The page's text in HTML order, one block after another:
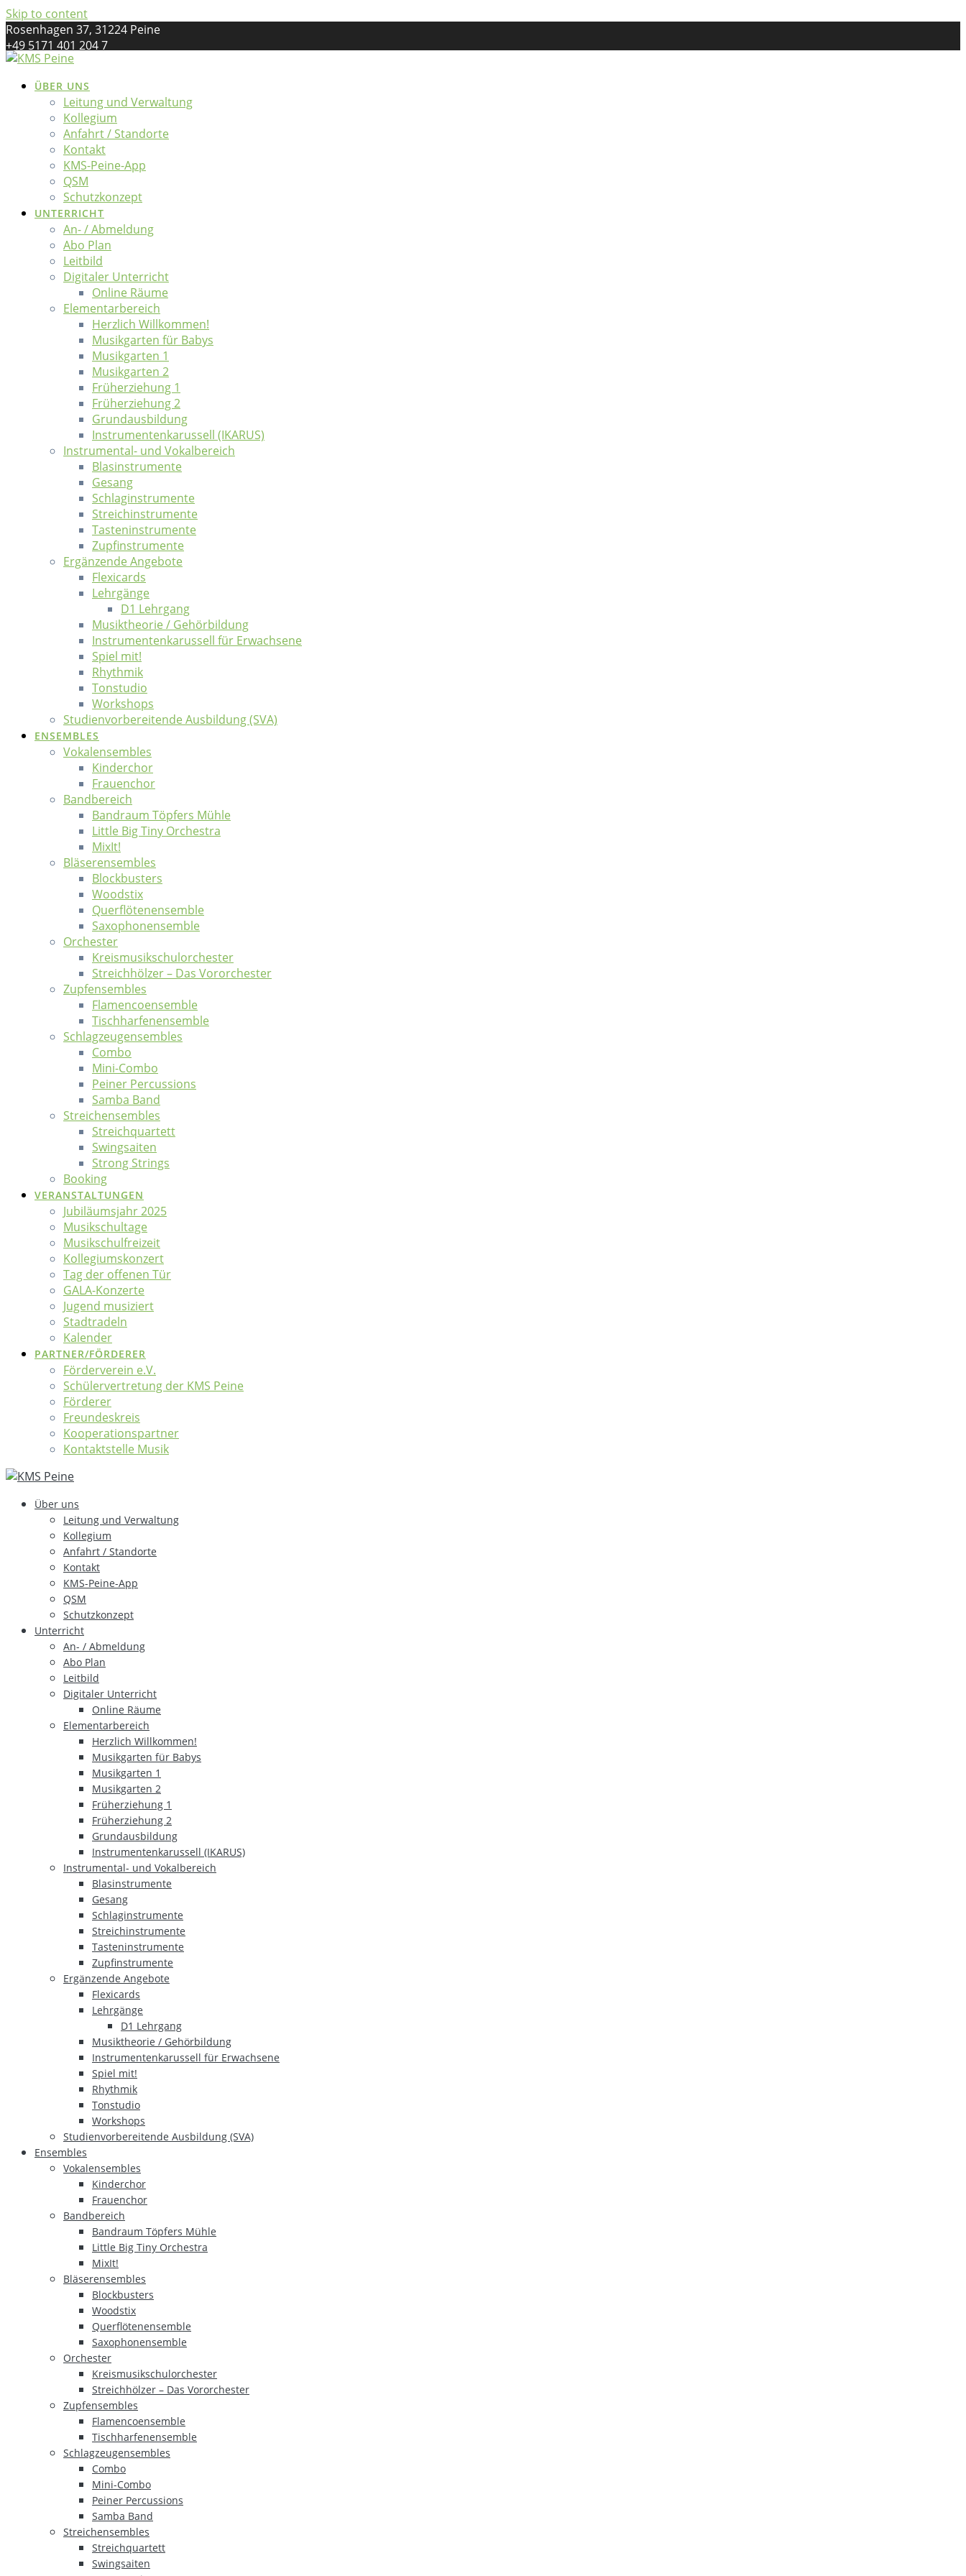
Skip to content
Rosenhagen 37, 31224 Peine
+49 5171 401 204 7
kreismusikschule@landkreis-peine.de
ÜBER UNS
Leitung und Verwaltung
Kollegium
Anfahrt / Standorte
Kontakt
KMS-Peine-App
QSM
Schutzkonzept
UNTERRICHT
An- / Abmeldung
Abo Plan
Leitbild
Digitaler Unterricht
Online Räume
Elementarbereich
Herzlich Willkommen!
Musikgarten für Babys
Musikgarten 1
Musikgarten 2
Früherziehung 1
Früherziehung 2
Grundausbildung
Instrumentenkarussell (IKARUS)
Instrumental- und Vokalbereich
Blasinstrumente
Gesang
Schlaginstrumente
Streichinstrumente
Tasteninstrumente
Zupfinstrumente
Ergänzende Angebote
Flexicards
Lehrgänge
D1 Lehrgang
Musiktheorie / Gehörbildung
Instrumentenkarussell für Erwachsene
Spiel mit!
Rhythmik
Tonstudio
Workshops
Studienvorbereitende Ausbildung (SVA)
ENSEMBLES
Vokalensembles
Kinderchor
Frauenchor
Bandbereich
Bandraum Töpfers Mühle
Little Big Tiny Orchestra
MixIt!
Bläserensembles
Blockbusters
Woodstix
Querflötenensemble
Saxophonensemble
Orchester
Kreismusikschulorchester
Streichhölzer – Das Vororchester
Zupfensembles
Flamencoensemble
Tischharfenensemble
Schlagzeugensembles
Combo
Mini-Combo
Peiner Percussions
Samba Band
Streichensembles
Streichquartett
Swingsaiten
Strong Strings
Booking
VERANSTALTUNGEN
Jubiläumsjahr 2025
Musikschultage
Musikschulfreizeit
Kollegiumskonzert
Tag der offenen Tür
GALA-Konzerte
Jugend musiziert
Stadtradeln
Kalender
PARTNER/FÖRDERER
Förderverein e.V.
Schülervertretung der KMS Peine
Förderer
Freundeskreis
Kooperationspartner
Kontaktstelle Musik
Über uns
Leitung und Verwaltung
Kollegium
Anfahrt / Standorte
Kontakt
KMS-Peine-App
QSM
Schutzkonzept
Unterricht
An- / Abmeldung
Abo Plan
Leitbild
Digitaler Unterricht
Online Räume
Elementarbereich
Herzlich Willkommen!
Musikgarten für Babys
Musikgarten 1
Musikgarten 2
Früherziehung 1
Früherziehung 2
Grundausbildung
Instrumentenkarussell (IKARUS)
Instrumental- und Vokalbereich
Blasinstrumente
Gesang
Schlaginstrumente
Streichinstrumente
Tasteninstrumente
Zupfinstrumente
Ergänzende Angebote
Flexicards
Lehrgänge
D1 Lehrgang
Musiktheorie / Gehörbildung
Instrumentenkarussell für Erwachsene
Spiel mit!
Rhythmik
Tonstudio
Workshops
Studienvorbereitende Ausbildung (SVA)
Ensembles
Vokalensembles
Kinderchor
Frauenchor
Bandbereich
Bandraum Töpfers Mühle
Little Big Tiny Orchestra
MixIt!
Bläserensembles
Blockbusters
Woodstix
Querflötenensemble
Saxophonensemble
Orchester
Kreismusikschulorchester
Streichhölzer – Das Vororchester
Zupfensembles
Flamencoensemble
Tischharfenensemble
Schlagzeugensembles
Combo
Mini-Combo
Peiner Percussions
Samba Band
Streichensembles
Streichquartett
Swingsaiten